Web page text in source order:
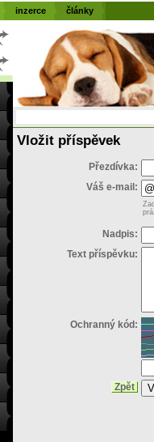
Vložit příspěvek
Přezdívka:
Váš e-mail:
Nadpis:
Text příspěvku:
Ochranný kód:
Zpět
inzerce články